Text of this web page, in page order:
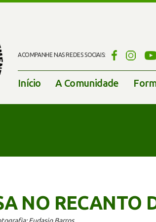
ACOMPANHE NAS REDES SOCIAIS:
Início A Comunidade
NO RECANTO